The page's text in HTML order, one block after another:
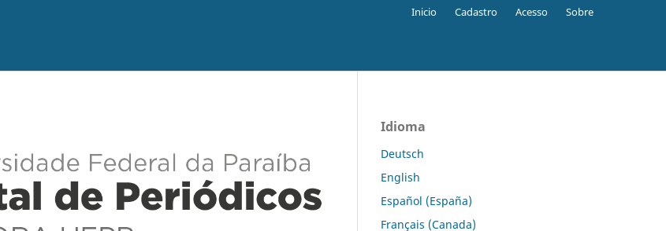
Inicio Cadastro Acesso Sobre
Idioma
Deutsch
English
Español (España)
Français (Canada)